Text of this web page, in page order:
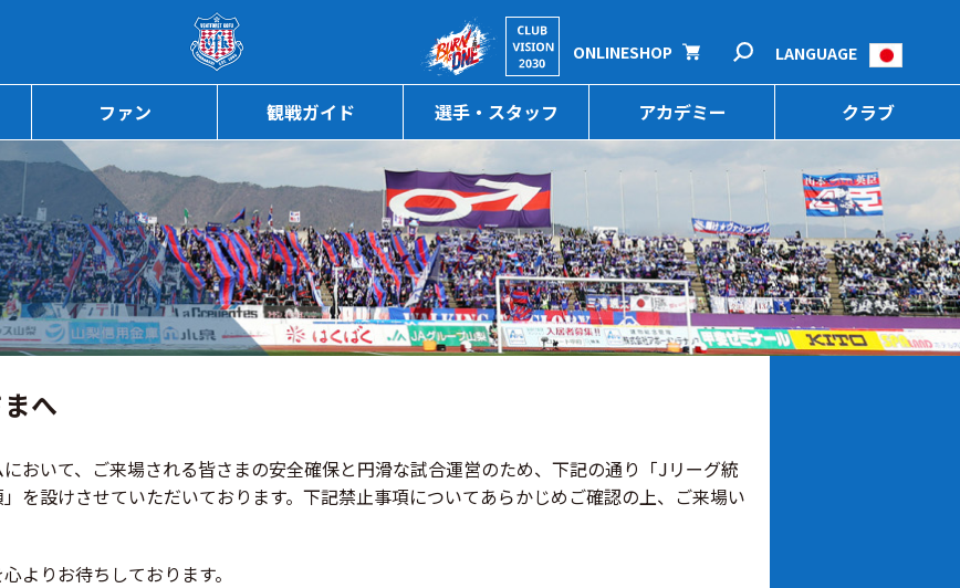
ページの本文へ
ファン 観戦ガイド 選手・スタッフ アカデミー クラブ
ONLINESHOP LANGUAGE
へ
おいて、ご来場される皆さまの安全確保と円滑な試合運営のため、下記の通り「Jリーグ統
を設けさせていただいております。下記禁止事項についてあらかじめご確認の上、ご来場い
よりお待ちしております。